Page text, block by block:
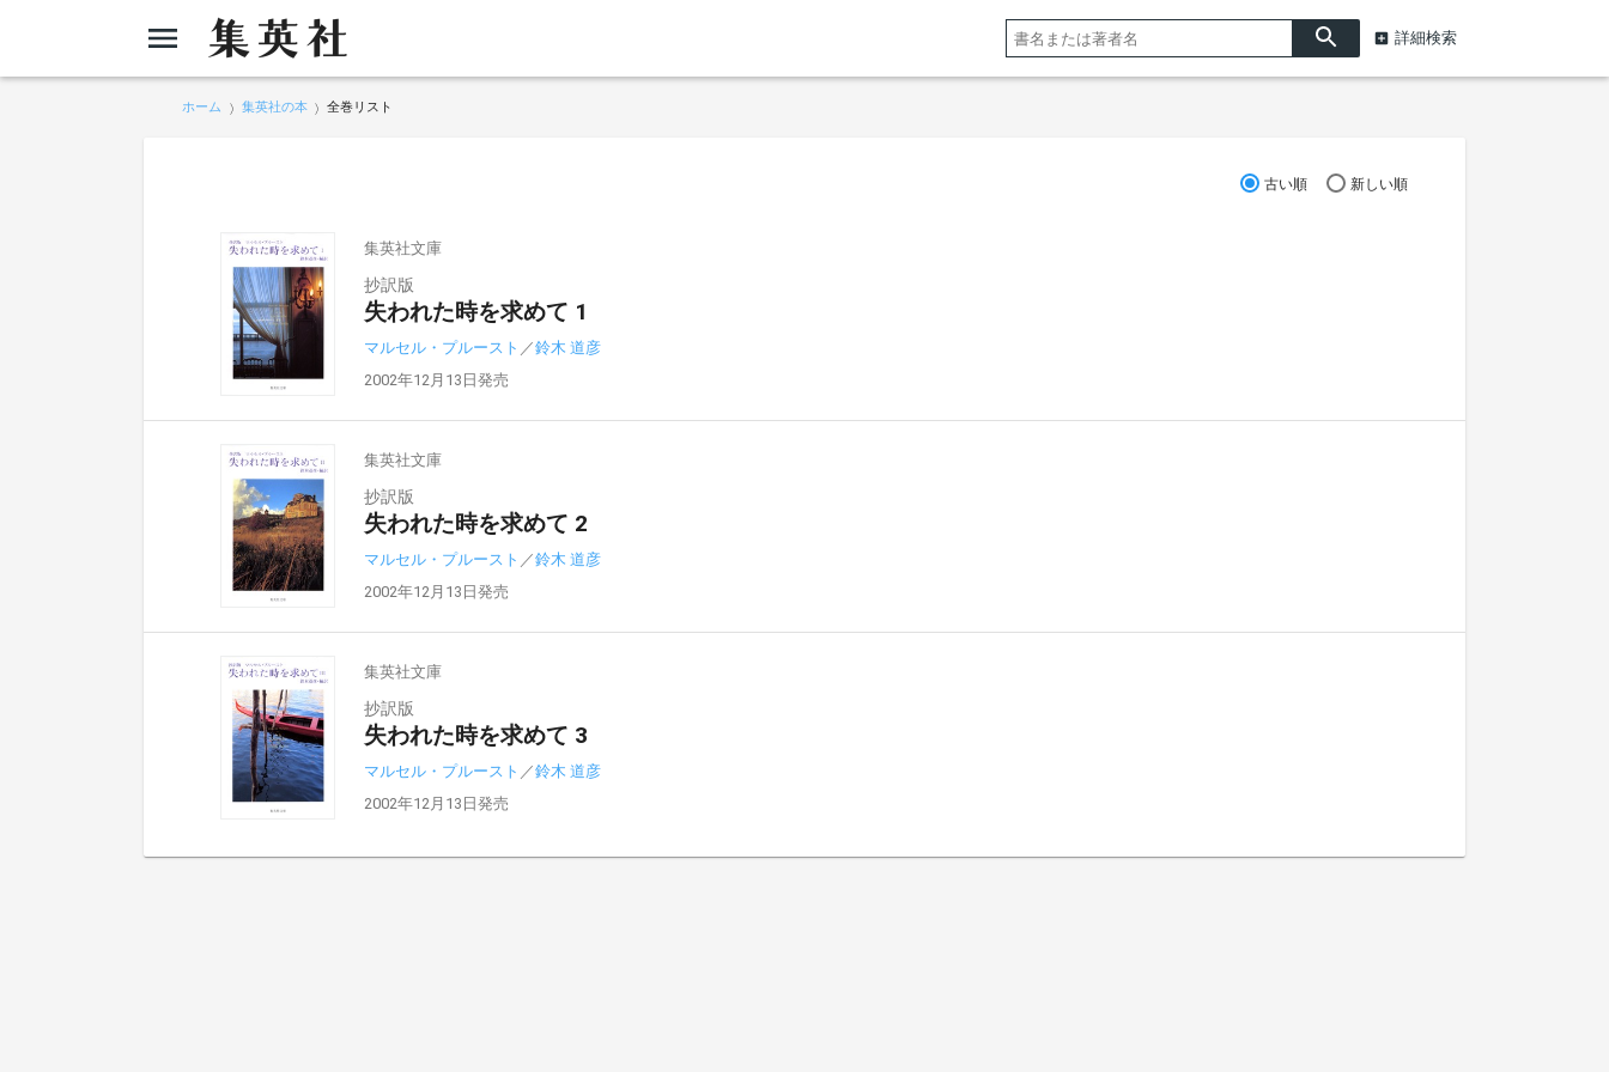
詳細検索
ホーム 集英社の本 全巻リスト
古い順 新しい順
集英社文庫
抄訳版
失われた時を求めて 1
マルセル・プルースト ／鈴木 道彦
2002年12月13日発売
集英社文庫
抄訳版
失われた時を求めて 2
マルセル・プルースト ／鈴木 道彦
2002年12月13日発売
集英社文庫
抄訳版
失われた時を求めて 3
マルセル・プルースト ／鈴木 道彦
2002年12月13日発売